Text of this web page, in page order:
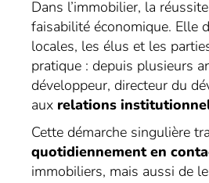
Dans l’immobilier, la
faisabilité économique. Elle
locales, les élus et les
pratique : depuis plusieurs
développeur, directeur du
aux relations
Cette démarche singulière
quotidiennement en
immobiliers, mais aussi de